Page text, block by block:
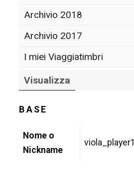
Archivio 2018
Archivio 2017
I miei Viaggiatimbri
Visualizza
BASE
Nome o
Nickname
viola_player1